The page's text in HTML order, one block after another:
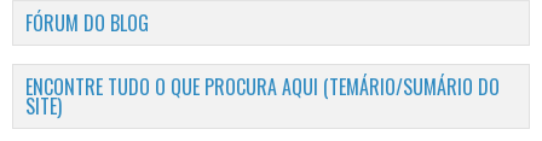
FÓRUM DO BLOG
ENCONTRE TUDO O QUE PROCURA AQUI (TEMÁRIO/SUMÁRIO DO
SITE)